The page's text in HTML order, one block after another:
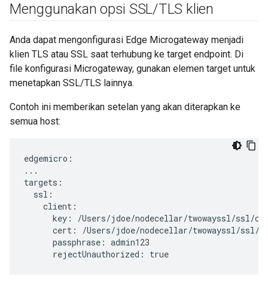
Menggunakan opsi SSL/TLS klien
Anda dapat mengonfigurasi Edge Microgateway menjadi
klien TLS atau SSL saat terhubung ke target endpoint. Di
file konfigurasi Microgateway, gunakan elemen target untuk
menetapkan SSL/TLS lainnya.
Contoh ini memberikan setelan yang akan diterapkan ke
semua host:
edgemicro:
...
targets:
  ssl:
    client:
key: /Users/jdoe/nodecellar/twowayssl/ssl/
cert: /Users/jdoe/nodecellar/twowayssl/ssl/
      passphrase: admin123
      rejectUnauthorized: true